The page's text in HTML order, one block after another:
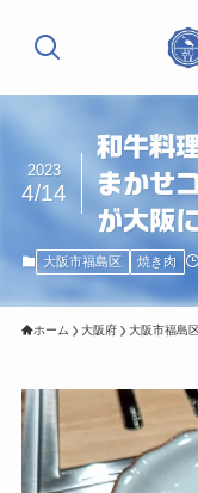
和牛料
まかせ
が大阪
2023
4/14
大阪市福島区 焼き肉
ホーム 大阪府 大阪市福島区